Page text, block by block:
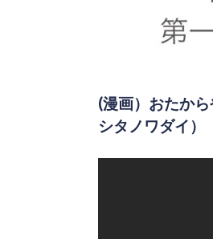
(漫画）おたか
シタノワダイ）